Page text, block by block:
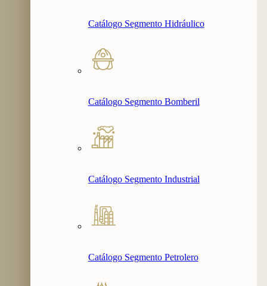
Catálogo Segmento Hidráulico
Catálogo Segmento Bomberil
Catálogo Segmento Industrial
Catálogo Segmento Petrolero